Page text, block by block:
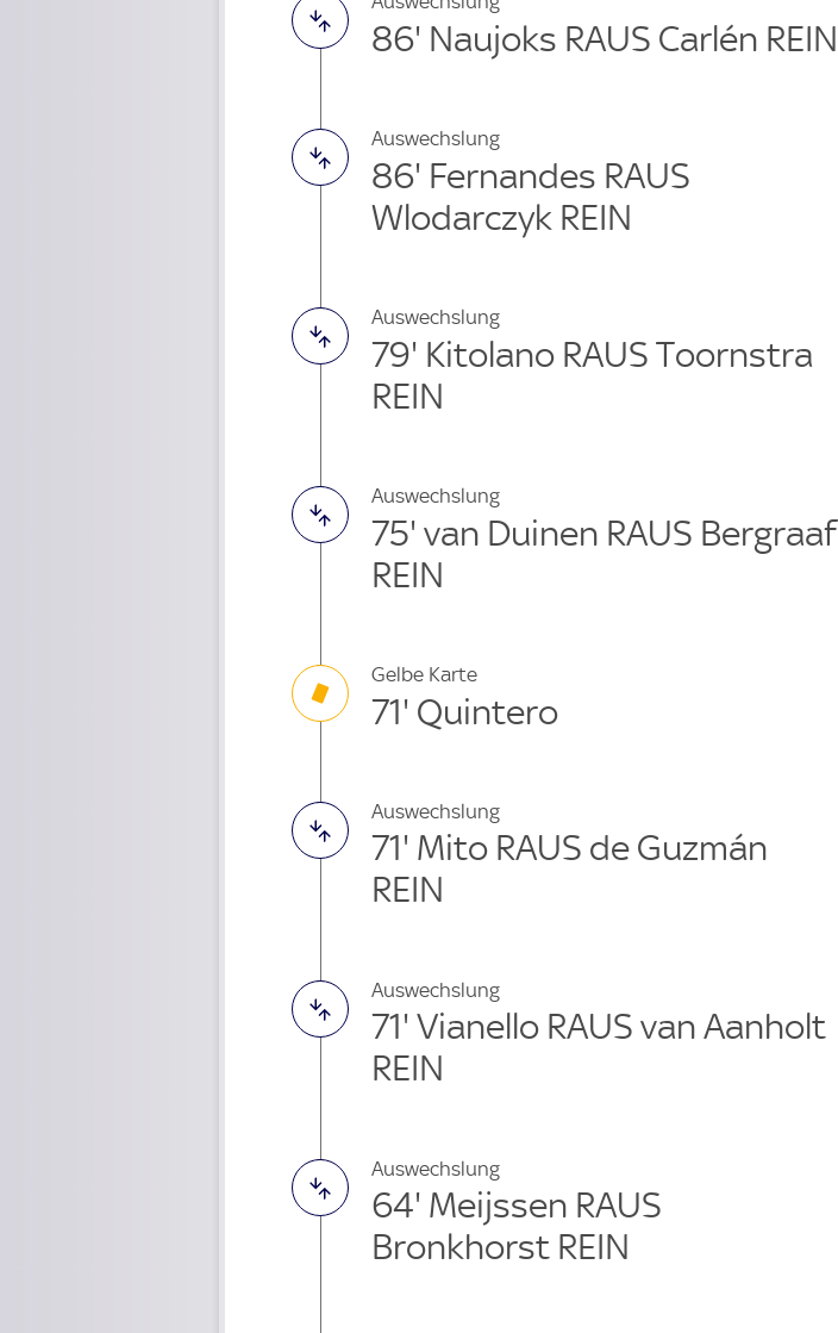
86' Naujoks RAUS Carlén REIN
Auswechslung
86' Fernandes RAUS
Wlodarczyk REIN
Auswechslung
79' Kitolano RAUS Toornstra
REIN
Auswechslung
75' van Duinen RAUS Bergraaf
REIN
Gelbe Karte
71' Quintero
Auswechslung
71' Mito RAUS de Guzmán
REIN
Auswechslung
71' Vianello RAUS van Aanholt
REIN
Auswechslung
64' Meijssen RAUS
Bronkhorst REIN